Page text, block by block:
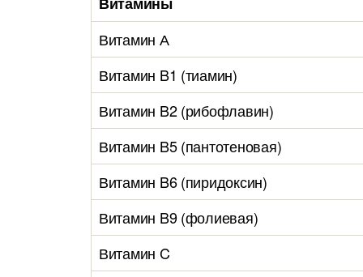
Витамин А
Витамин B1 (тиамин)
Витамин B2 (рибофлавин)
Витамин B5 (пантотеновая)
Витамин B6 (пиридоксин)
Витамин B9 (фолиевая)
Витамин C